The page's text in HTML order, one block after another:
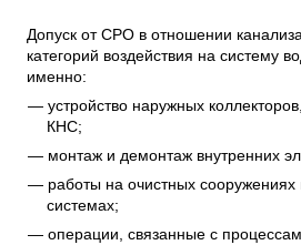
Допуск от СРО в отношении
категорий воздействия на систему
именно:
устройство наружных
КНС;
монтаж и демонтаж внутренних
работы на очистных
системах;
операции, связанные с